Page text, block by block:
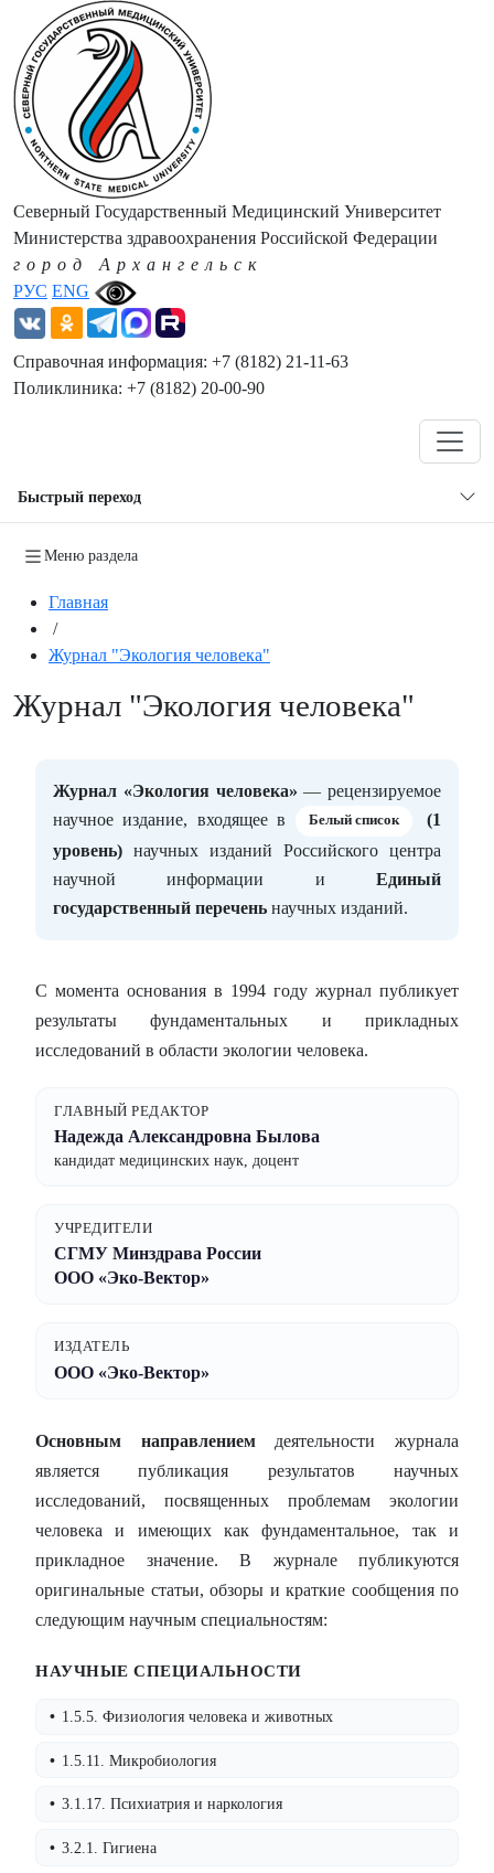
РУС ENG
Северный Государственный Медицинский Университет
Министерства здравоохранения Российской Федерации
город Архангельск
Справочная информация: +7 (8182) 21-11-63
Поликлиника: +7 (8182) 20-00-90
Быстрый переход
Меню раздела
Главная
/
Журнал "Экология человека"
Журнал "Экология человека"
Журнал «Экология человека» — рецензируемое
научное издание, входящее в
Белый список
(1
уровень) научных изданий Российского центра
научной информации и Единый
государственный перечень научных изданий.
С момента основания в 1994 году журнал публикует
результаты фундаментальных и прикладных
исследований в области экологии человека.
ГЛАВНЫЙ РЕДАКТОР
Надежда Александровна Былова
кандидат медицинских наук, доцент
УЧРЕДИТЕЛИ
СГМУ Минздрава России
ООО «Эко-Вектор»
ИЗДАТЕЛЬ
ООО «Эко-Вектор»
Основным направлениемдеятельности журнала
является публикация результатов научных
исследований, посвященных проблемам экологии
человека и имеющих как фундаментальное, так и
прикладное значение. В журнале публикуются
оригинальные статьи, обзоры и краткие сообщения по
следующим научным специальностям:
НАУЧНЫЕ СПЕЦИАЛЬНОСТИ
1.5.5. Физиология человека и животных
1.5.11. Микробиология
3.1.17. Психиатрия и наркология
3.2.1. Гигиена